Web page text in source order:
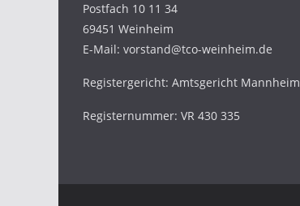
Postfach 10 11 34
69451 Weinheim
E-Mail: vorstand@tco-weinheim.de
Registergericht: Amtsgericht Mannheim
Registernummer: VR 430 335